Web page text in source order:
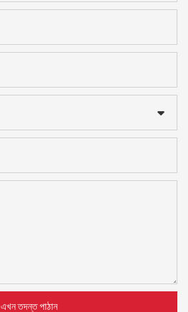
এখন তদন্ত পাঠান